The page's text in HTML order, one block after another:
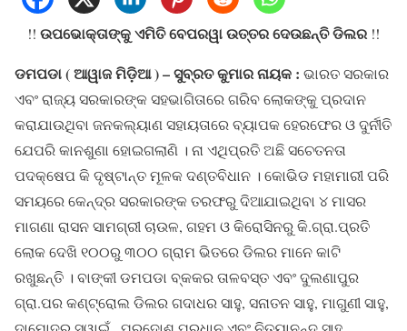
!! ଉପଭୋକ୍ତାଙ୍କୁ ଏମିତି ବେପରୱା ଉତ୍ତର ଦେଉଛନ୍ତି ଡିଲର !!
ଡମପଡା ( ଆୱାଜ ମିଡ଼ିଆ ) – ସୁବ୍ରତ କୁମାର ନାୟକ : ଭାରତ ସରକାର
ଏବଂ ରାଜ୍ୟ ସରକାରଙ୍କ ସହଭାଗିତାରେ ଗରିବ ଲୋକଙ୍କୁ ପ୍ରଦାନ
କରାଯାଉଥିବା ଜନକଲ୍ୟାଣ ସହାୟତାରେ ବ୍ୟାପକ ହେରଫେର ଓ ଦୁର୍ନୀତି
ଯେପରି କାନଶୁଣା ହୋଇଗଲାଣି । ନା ଏଥିପ୍ରତି ଅଛି ସଚେତନତା
ପଦକ୍ଷେପ କି ଦୃଷ୍ଟାନ୍ତ ମୂଳକ ଦଣ୍ତବିଧାନ । କୋଭିଡ ମହାମାରୀ ପରି
ସମୟରେ କେନ୍ଦ୍ର ସରକାରଙ୍କ ତରଫରୁ ଦିଆଯାଇଥିବା ୪ ମାସର
ମାଗଣା ରାସନ ସାମଗ୍ରୀ ଚାଉଳ, ଗହମ ଓ କିରୋସିନରୁ କି.ଗ୍ରା.ପ୍ରତି
ଲୋକ ଦେଖି ୧୦୦ରୁ ୩୦୦ ଗ୍ରାମ ଭିତରେ ଡିଲର ମାନେ କାଟି
ରଖୁଛନ୍ତି । ବାଙ୍କୀ ଡମପଡା ବ୍କକର ତାଳବସ୍ତ ଏବଂ ଦୁଲଣାପୁର
ଗ୍ରା.ପର କଣ୍ଟ୍ରୋଲ ଡିଲର ଗଦାଧର ସାହୁ, ସନାତନ ସାହୁ, ମାଗୁଣୀ ସାହୁ,